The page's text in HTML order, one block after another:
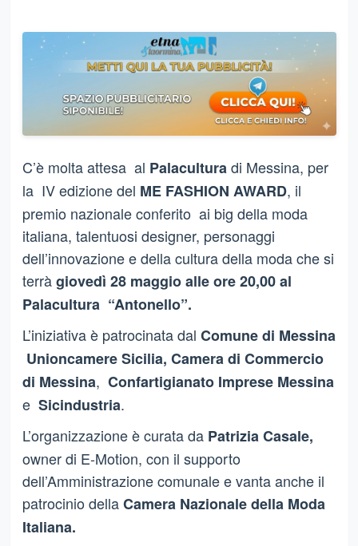
C’è molta attesa al Palacultura di Messina, per
la IV edizione del ME FASHION AWARD, il
premio nazionale conferito ai big della moda
italiana, talentuosi designer, personaggi
dell’innovazione e della cultura della moda che si
terràgiovedì 28 maggio alle ore 20,00 al
Palacultura “Antonello”.
L’iniziativa è patrocinata dal Comune di Messina
Unioncamere Sicilia, Camera di Commercio
di Messina, Confartigianato Imprese Messina
e Sicindustria.
L’organizzazione è curata da Patrizia Casale,
owner di E-Motion, con il supporto
dell’Amministrazione comunale e vanta anche il
patrocinio dellaCamera Nazionale della Moda
Italiana.